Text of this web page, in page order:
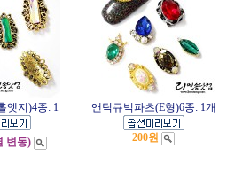
엣지)4종: 1
변동)
앤틱큐빅파츠(E형)6종: 1개
200원